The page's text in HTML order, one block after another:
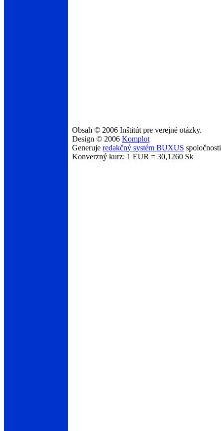
Obsah © 2006 Inštitút pre verejné otázky.
Design © 2006 Komplot
Generuje redakčný systém BUXUS
Konverzný kurz: 1 EUR = 30,1260 Sk